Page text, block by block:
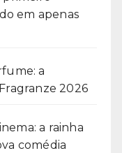
em apenas
a
2026
a rainha
comédia